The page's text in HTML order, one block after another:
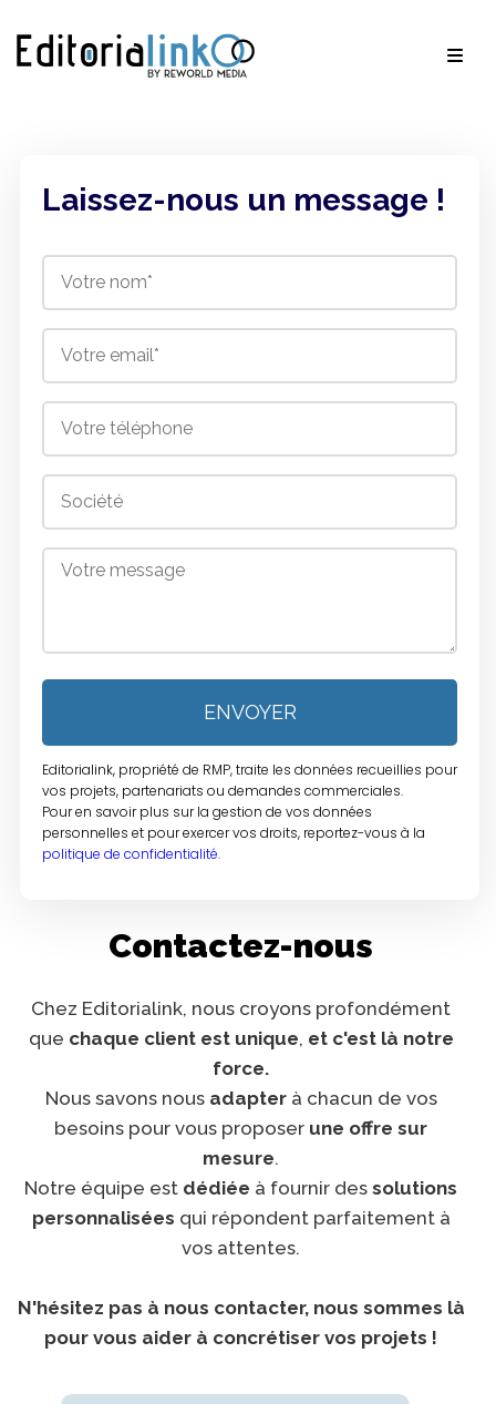
Contactez-nous
Chez Editorialink, nous croyons profondément
que chaque client est unique, et c'est là notre
force.
Nous savons nous adapter à chacun de vos
besoins pour vous proposer une offre sur
mesure.
Notre équipe est dédiée à fournir des solutions
personnalisées qui répondent parfaitement à
vos attentes.
N'hésitez pas à nous contacter, nous sommes là
pour vous aider à concrétiser vos projets !
Laissez-nous un message !
ENVOYER
Editorialink, propriété de RMP, traite les données recueillies pour
vos projets, partenariats ou demandes commerciales.
Pour en savoir plus sur la gestion de vos données
personnelles et pour exercer vos droits, reportez-vous à la
politique de confidentialité.